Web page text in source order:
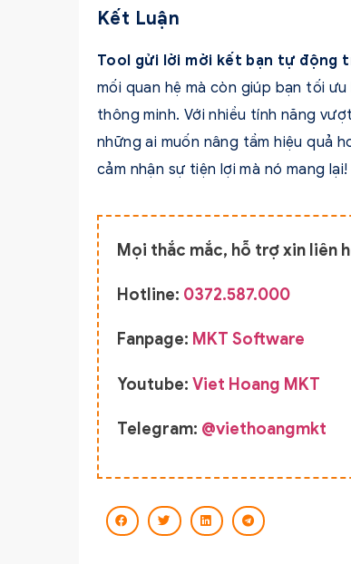
Kết Luận
Tool gửi lời mời kết bạn tự động
mối quan hệ mà còn giúp bạn tối
thông minh. Với nhiều tính năng
những ai muốn nâng tầm hiệu quả
cảm nhận sự tiện lợi mà nó mang lại!
Mọi thắc mắc, hỗ trợ xin liên
Hotline: 0372.587.000
Fanpage: MKT Software
Youtube: Viet Hoang MKT
Telegram: @viethoangmkt